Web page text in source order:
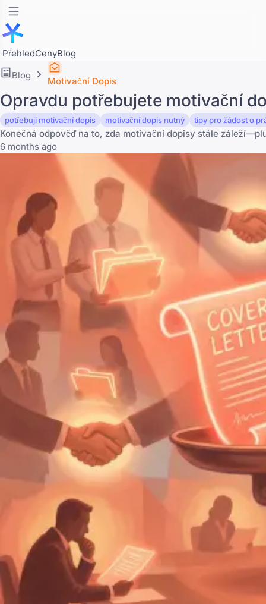
PřehledCenyBlog
Blog
Motivační Dopis
Opravdu potřebujete motivační
potřebuji motivační dopis motivační dopis nutný tipy pro žádost o
Konečná odpověď na to, zda motivační dopisy stále
6 months ago